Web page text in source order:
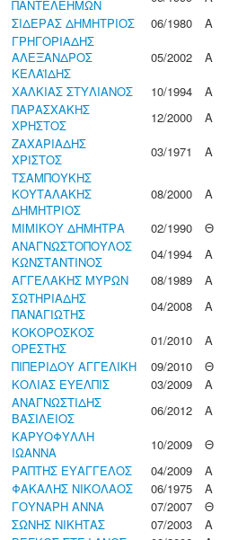
ΠΑΝΤΕΛΕΗΜΩΝ
ΣΙΔΕΡΑΣ ΔΗΜΗΤΡΙΟΣ 06/1980
Α
ΓΡΗΓΟΡΙΑΔΗΣ
ΑΛΕΞΑΝΔΡΟΣ
ΚΕΛΑΪΔΗΣ
05/2002
Α
ΧΑΛΚΙΑΣ ΣΤΥΛΙΑΝΟΣ 10/1994
Α
ΠΑΡΑΣΧΑΚΗΣ
ΧΡΗΣΤΟΣ
12/2000
Α
ΖΑΧΑΡΙΑΔΗΣ
ΧΡΙΣΤΟΣ
03/1971 Α
ΤΣΑΜΠΟΥΚΗΣ
ΚΟΥΤΑΛΑΚΗΣ
ΔΗΜΗΤΡΙΟΣ
08/2000
Α
ΜΙΜΙΚΟΥ ΔΗΜΗΤΡΑ 02/1990
Θ
ΑΝΑΓΝΩΣΤΟΠΟΥΛΟΣ
ΚΩΝΣΤΑΝΤΙΝΟΣ
04/1994
Α
ΑΓΓΕΛΑΚΗΣ ΜΥΡΩΝ 08/1989
Α
ΣΩΤΗΡΙΑΔΗΣ
ΠΑΝΑΓΙΩΤΗΣ
04/2008
Α
ΚΟΚΟΡΟΣΚΟΣ
ΟΡΕΣΤΗΣ
01/2010
Α
ΠΙΠΕΡΙΔΟΥ ΑΓΓΕΛΙΚΗ 09/2010
Θ
ΚΟΛΙΑΣ ΕΥΕΛΠΙΣ 03/2009
Α
ΑΝΑΓΝΩΣΤΙΔΗΣ
ΒΑΣΙΛΕΙΟΣ
06/2012
Α
ΚΑΡΥΟΦΥΛΛΗ
ΙΩΑΝΝΑ
10/2009
Θ
ΡΑΠΤΗΣ ΕΥΑΓΓΕΛΟΣ 04/2009
Α
ΦΑΚΑΛΗΣ ΝΙΚΟΛΑΟΣ 06/1975
Α
ΓΟΥΝΑΡΗ ΑΝΝΑ 07/2007
Θ
ΣΩΝΗΣ ΝΙΚΗΤΑΣ 07/2003
Α